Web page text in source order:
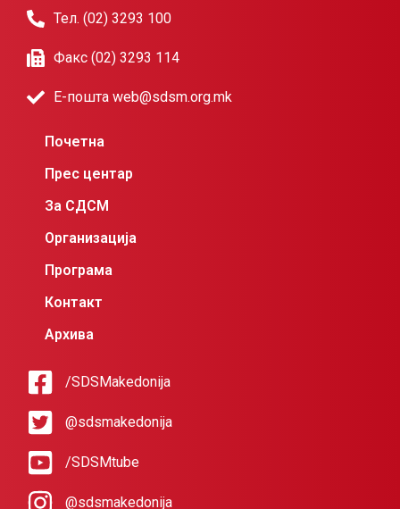
Тел. (02) 3293 100
Факс (02) 3293 114
Е-пошта web@sdsm.org.mk
Почетна
Прес центар
За СДСМ
Организација
Програма
Контакт
Архива
/SDSMakedonija
@sdsmakedonija
/SDSMtube
@sdsmakedonija